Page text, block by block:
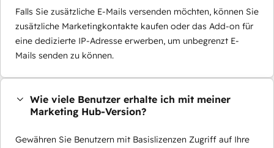
Falls Sie zusätzliche E-Mails versenden möchten, können Sie
zusätzliche Marketingkontakte kaufen oder das Add-on für
eine dedizierte IP-Adresse erwerben, um unbegrenzt E-
Mails senden zu können.
Wie viele Benutzer erhalte ich mit meiner
Marketing Hub-Version?
Gewähren Sie Benutzern mit Basislizenzen Zugriff auf Ihre